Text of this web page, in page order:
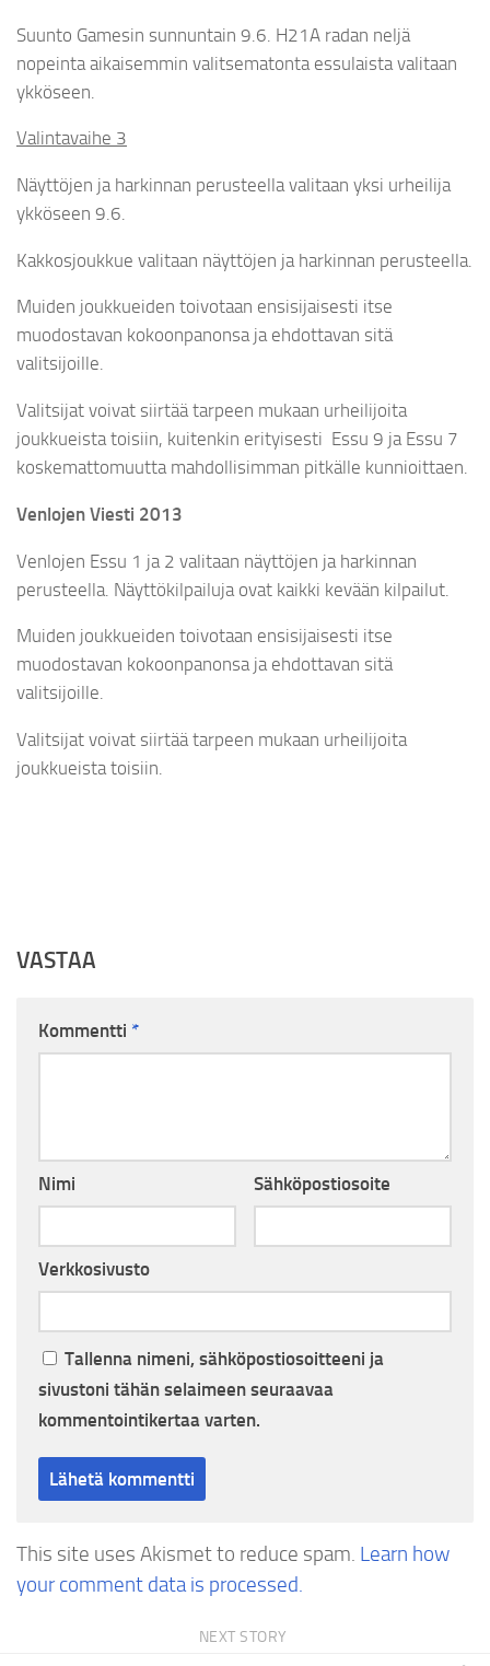
Suunto Gamesin sunnuntain 9.6. H21A radan neljä
nopeinta aikaisemmin valitsematonta essulaista valitaan
ykköseen.
Valintavaihe 3
Näyttöjen ja harkinnan perusteella valitaan yksi urheilija
ykköseen 9.6.
Kakkosjoukkue valitaan näyttöjen ja harkinnan perusteella.
Muiden joukkueiden toivotaan ensisijaisesti itse
muodostavan kokoonpanonsa ja ehdottavan sitä
valitsijoille.
Valitsijat voivat siirtää tarpeen mukaan urheilijoita
joukkueista toisiin, kuitenkin erityisesti Essu 9 ja Essu 7
koskemattomuutta mahdollisimman pitkälle kunnioittaen.
Venlojen Viesti 2013
Venlojen Essu 1 ja 2 valitaan näyttöjen ja harkinnan
perusteella. Näyttökilpailuja ovat kaikki kevään kilpailut.
Muiden joukkueiden toivotaan ensisijaisesti itse
muodostavan kokoonpanonsa ja ehdottavan sitä
valitsijoille.
Valitsijat voivat siirtää tarpeen mukaan urheilijoita
joukkueista toisiin.
VASTAA
Kommentti *
Nimi Sähköpostiosoite
Verkkosivusto
Tallenna nimeni, sähköpostiosoitteeni ja
sivustoni tähän selaimeen seuraavaa
kommentointikertaa varten.
This site uses Akismet to reduce spam. Learn how
your comment data is processed.
NEXT STORY